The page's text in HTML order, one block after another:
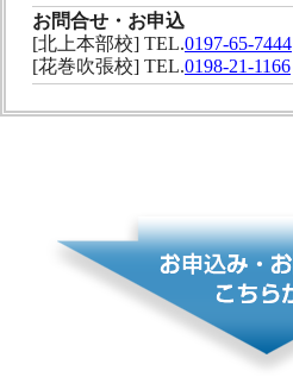
お問合せ・お申込
[北上本部校] TEL.0197-65-7444
[花巻吹張校] TEL.0198-21-1166